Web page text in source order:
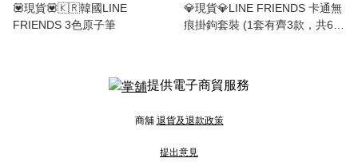
💟現貨💟🇰🇷韓國LINE
FRIENDS 3色原子筆
💎現貨💎LINE FRIENDS 卡通無
痕掛鉤套裝 (1套有齊3款，共6
提供電子商貿服務
商舖 退貨及退款政策
提出意見